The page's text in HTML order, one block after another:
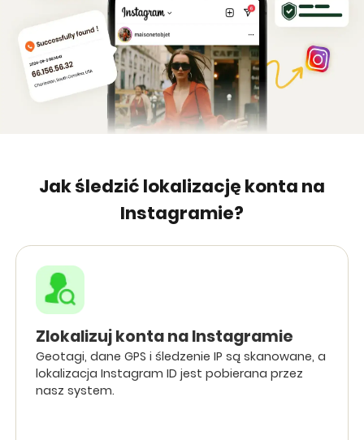
Jak śledzić lokalizację konta na
Instagramie?
Zlokalizuj konta na Instagramie
Geotagi, dane GPS i śledzenie IP są skanowane, a
lokalizacja Instagram ID jest pobierana przez
nasz system.